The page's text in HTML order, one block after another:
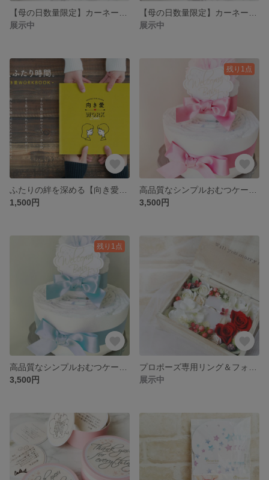
展示中
展示中
1,500円
残り1点
3,500円
残り1点
3,500円
展示中